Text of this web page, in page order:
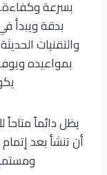
بسرعة
بدقة ويبدأ
والتقنيات
بمواعيده
يظل دائماً
أن تنشأ بعد